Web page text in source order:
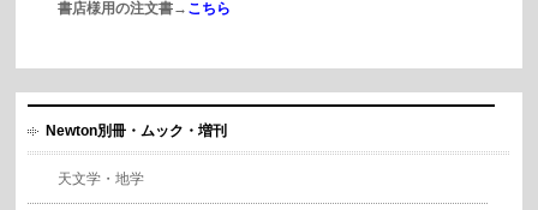
書店様用の注文書→ こちら
Newton別冊・ムック・増刊
天文学・地学